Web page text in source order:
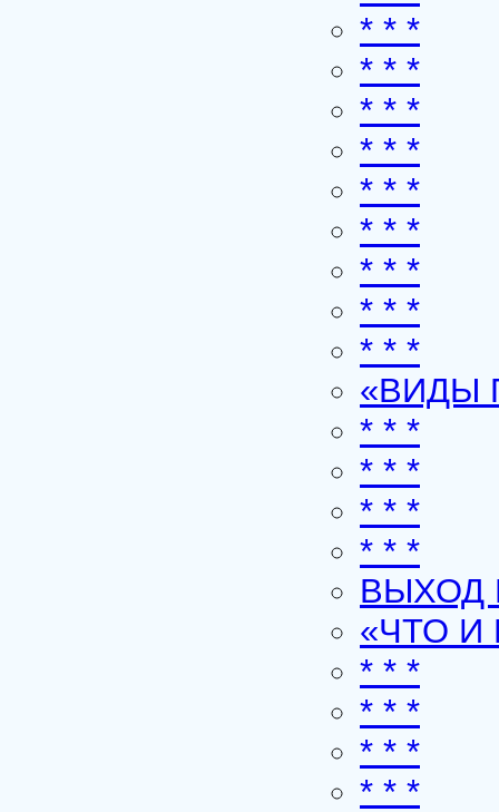
* * *
* * *
* * *
* * *
* * *
* * *
* * *
* * *
* * *
«ВИДЫ
* * *
* * *
* * *
* * *
ВЫХОД
«ЧТО И
* * *
* * *
* * *
* * *